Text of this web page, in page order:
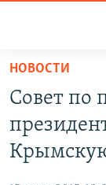
Вернуться
основному
содержанию
Вернутся
главной
ВОДА
НОВОСТИ
Совет по